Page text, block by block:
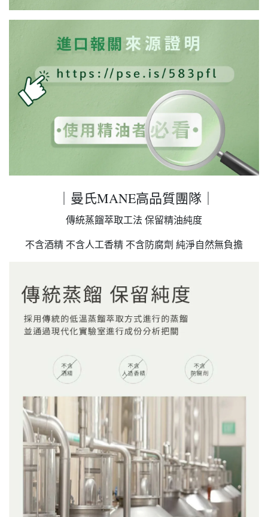
｜曼氏MANE高品質團隊｜
傳統蒸餾萃取工法 保留精油純度
不含酒精 不含人工香精 不含防腐劑 純淨自然無負擔